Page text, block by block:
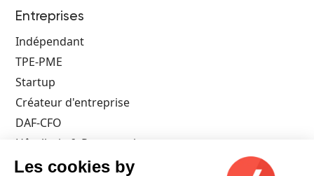
Les cookies by
Entreprises
Indépendant
TPE-PME
Startup
Créateur d'entreprise
DAF-CFO
Hôtellerie & Restauration
Architecte